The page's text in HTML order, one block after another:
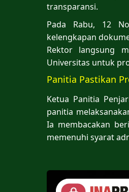
transparansi.
Pada Rabu, 12
kelengkapan
Rektor langsung
Universitas untuk
Panitia Pastikan
Ketua Panitia
panitia
Ia membacakan
memenuhi syarat